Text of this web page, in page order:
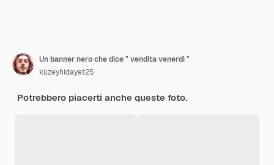
Un banner nero che dice " vendita venerdì "
kuzeyhidayet25
Potrebbero piacerti anche queste foto.